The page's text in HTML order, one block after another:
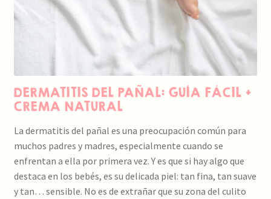
DERMATITIS DEL PAÑAL: GUÍA FÁCIL +
CREMA NATURAL
La dermatitis del pañal es una preocupación común para
muchos padres y madres, especialmente cuando se
enfrentan a ella por primera vez. Y es que si hay algo que
destaca en los bebés, es su delicada piel: tan fina, tan suave
y tan… sensible. No es de extrañar que su zona del culito